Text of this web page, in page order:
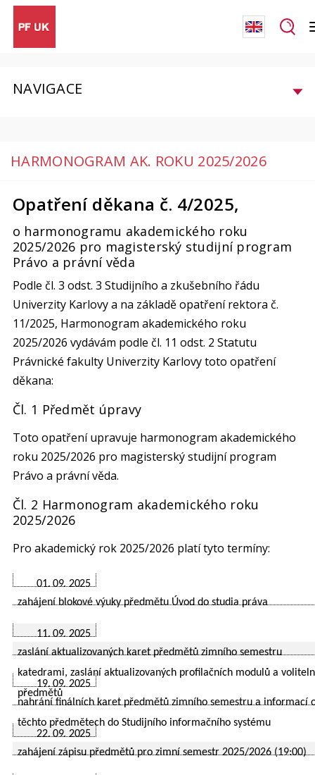
NAVIGACE
HARMONOGRAM AK. ROKU 2025/2026
Opatření děkana č. 4/2025,
o harmonogramu akademického roku
2025/2026 pro magisterský studijní program
Právo a právní věda
Podle čl. 3 odst. 3 Studijního a zkušebního řádu
Univerzity Karlovy a na základě opatření rektora č.
11/2025, Harmonogram akademického roku
2025/2026 vydávám podle čl. 11 odst. 2 Statutu
Právnické fakulty Univerzity Karlovy toto opatření
děkana:
Čl. 1 Předmět úpravy
Toto opatření upravuje harmonogram akademického
roku 2025/2026 pro magisterský studijní program
Právo a právní věda.
Čl. 2 Harmonogram akademického roku
2025/2026
Pro akademický rok 2025/2026 platí tyto termíny:
01. 09. 2025
zahájení blokové výuky předmětu Úvod do studia práva
11. 09. 2025
zaslání aktualizovaných karet předmětů zimního semestru
katedrami, zaslání aktualizovaných profilačních modulů a
předmětů
19. 09. 2025
nahrání finálních karet předmětů zimního semestru a informací
těchto předmětech do Studijního informačního systému
22. 09. 2025
zahájení zápisu předmětů pro zimní semestr 2025/2026 (19:00)